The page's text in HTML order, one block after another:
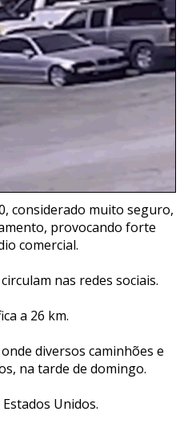
considerado muito seguro,
provocando forte
comercial.
nas redes sociais.
a 26 km.
diversos caminhões e
na tarde de domingo.
Unidos.